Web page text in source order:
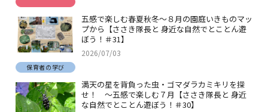
五感で楽しむ春夏秋冬～８月の園庭いきものマッ
プから【ささき隊長と 身近な自然でとことん遊
ぼう！＃31】
2026/07/03
保育者の学び
満天の星を背負った虫・ゴマダラカミキリを探
せ！ ～五感で楽しむ７月【ささき隊長と 身近
な自然でとことん遊ぼう！＃30】